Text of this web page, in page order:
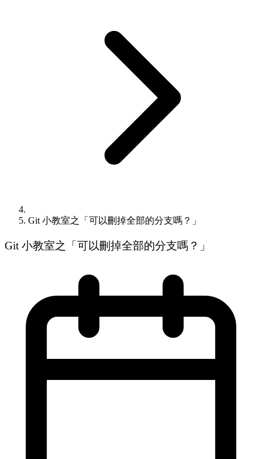
Git 小教室之「可以刪掉全部的分支嗎？」
Git 小教室之「可以刪掉全部的分支嗎？」